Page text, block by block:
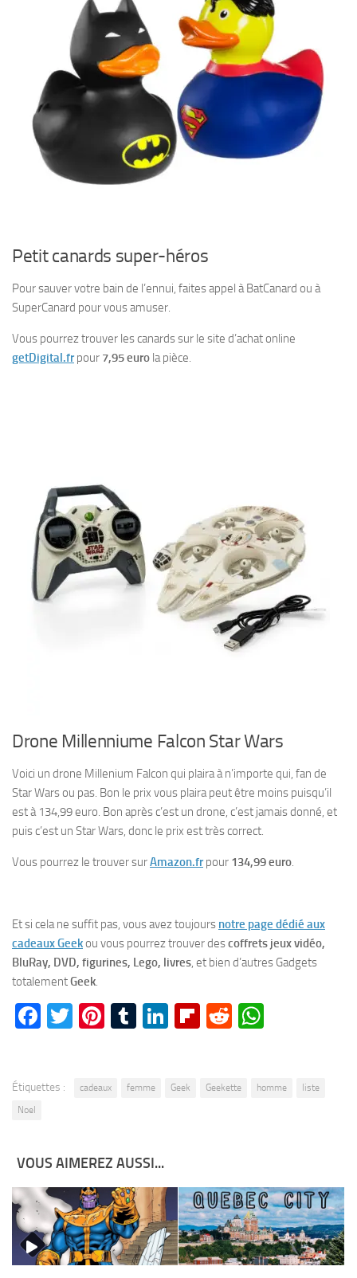
Petit canards super-héros
Pour sauver votre bain de l’ennui, faites appel à BatCanard ou à
SuperCanard pour vous amuser.
Vous pourrez trouver les canards sur le site d’achat online
getDigital.frpour 7,95 euro la pièce.
Drone Millenniume Falcon Star Wars
Voici un drone Millenium Falcon qui plaira à n’importe qui, fan de
Star Wars ou pas. Bon le prix vous plaira peut être moins puisqu’il
est à 134,99 euro. Bon après c’est un drone, c’est jamais donné, et
puis c’est un Star Wars, donc le prix est très correct.
Vous pourrez le trouver surAmazon.frpour 134,99 euro
Et si cela ne suffit pas, vous avez toujours notre page dédié aux
cadeaux Geekou vous pourrez trouver descoffrets jeux vidéo,
BluRay, DVD, figurines, Lego, livres , et bien d’autres Gadgets
totalementGeek
Facebook
Twitter
Pinterest
Tumblr
LinkedIn
Flipboard
Reddit
Étiquettes : cadeaux femme Geek Geekette homme
liste
Noel
VOUS AIMEREZ AUSSI...